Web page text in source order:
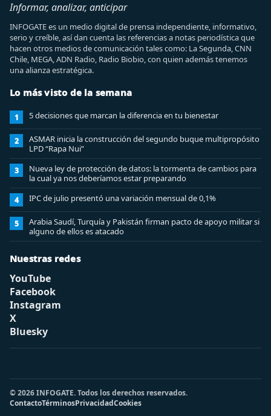
Informar, analizar, anticipar
INFOGATE es un medio digital de prensa independiente, informativo,
serio y creíble, así dan cuenta las referencias a notas periodística que
hacen otros medios de comunicación tales como: La Segunda, CNN
Chile, MEGA, ADN Radio, Radio Biobio, con quien además tenemos
una alianza estratégica.
Lo más visto de la semana
1 5 decisiones que marcan la diferencia en tu bienestar
2
ASMAR inicia la construcción del segundo buque multipropósito
LPD “Rapa Nui”
3
Nueva ley de protección de datos: la tormenta de cambios para
la cual ya nos deberíamos estar preparando
4 IPC de julio presentó una variación mensual de 0,1%
5
Arabia Saudí, Turquía y Pakistán firman pacto de apoyo militar si
alguno de ellos es atacado
Nuestras redes
YouTube
Facebook
Instagram
X
Bluesky
© 2026 INFOGATE. Todos los derechos reservados.
ContactoTérminosPrivacidadCookies